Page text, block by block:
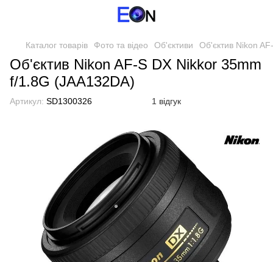
Каталог товарів Фото та відео Об'єктиви Об'єктив Nikon
Об'єктив Nikon AF-S DX Nikkor 35mm
f/1.8G (JAA132DA)
Артикул: SD1300326 1 відгук